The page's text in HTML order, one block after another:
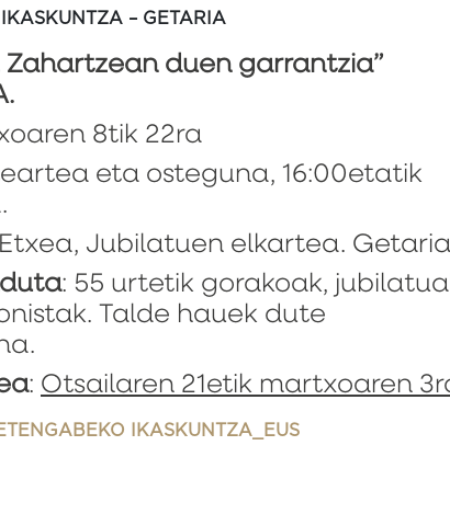
– GETARIA
Zahartzean duen garrantzia”
8tik 22ra
eta osteguna, 16:00etatik
Jubilatuen elkartea. Getaria
: 55 urtetik gorakoak,
Talde hauek dute
: Otsailaren 21etik martxoaren
IKASKUNTZA_EUS